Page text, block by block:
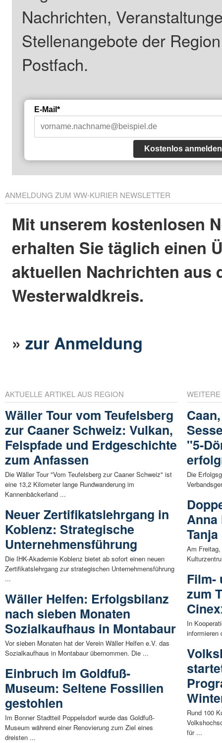
Nachrichten,
Stellenangebote der
Postfach.
E-Mail*
Kostenlos anmelden
ANMELDUNG ZUM WW-KURIER NEWSLETTER
Mit unserem kostenlosen
erhalten Sie täglich einen
aktuellen Nachrichten aus
Westerwaldkreis.
»zur Anmeldung
AKTUELLE ARTIKEL AUS REGION
Wäller Tour vom Teufelsberg
zur Caaner Schweiz: Vulkan,
Felspfade und Erdgeschichte
zum Anfassen
Die Wäller Tour "Vom Teufelsberg zur Caaner Schweiz" ist
eine 13,2 Kilometer lange Rundwanderung im
Kannenbäckerland ...
Neuer Zertifikatslehrgang in
Koblenz: Strategische
Unternehmensführung
Die IHK-Akademie Koblenz bietet ab sofort einen neuen
Zertifikatslehrgang zur strategischen Unternehmensführung
...
Wäller Helfen: Erfolgsbilanz
nach sieben Monaten
Sozialkaufhaus in Montabaur
Vor sieben Monaten hat der Verein Wäller Helfen e.V. das
Sozialkaufhaus in Montabaur übernommen. Die ...
Einbruch im Goldfuß-
Museum: Seltene Fossilien
gestohlen
Im Bonner Stadtteil Poppelsdorf wurde das Goldfuß-
Museum während einer Renovierung zum Ziel eines
dreisten ...
"5-
Die
Anna
Am
Film-
zum
In
informieren
Rund 100
für ...